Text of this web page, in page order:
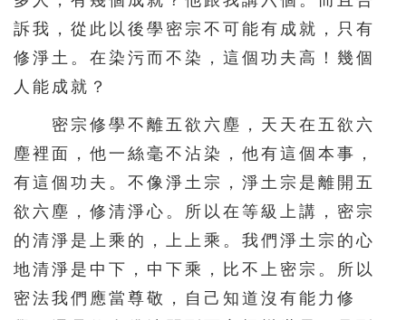
訴我，從此以後學密宗不可能有成就，只有
修淨土。在染污而不染，這個功夫高！幾個
人能成就？
密宗修學不離五欲六塵，天天在五欲六
塵裡面，他一絲毫不沾染，他有這個本事，
有這個功夫。不像淨土宗，淨土宗是離開五
欲六塵，修清淨心。所以在等級上講，密宗
的清淨是上乘的，上上乘。我們淨土宗的心
地清淨是中下，中下乘，比不上密宗。所以
密法我們應當尊敬，自己知道沒有能力修